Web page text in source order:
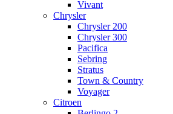
Vivant
Chrysler
Chrysler 200
Chrysler 300
Pacifica
Sebring
Stratus
Town & Country
Voyager
Citroen